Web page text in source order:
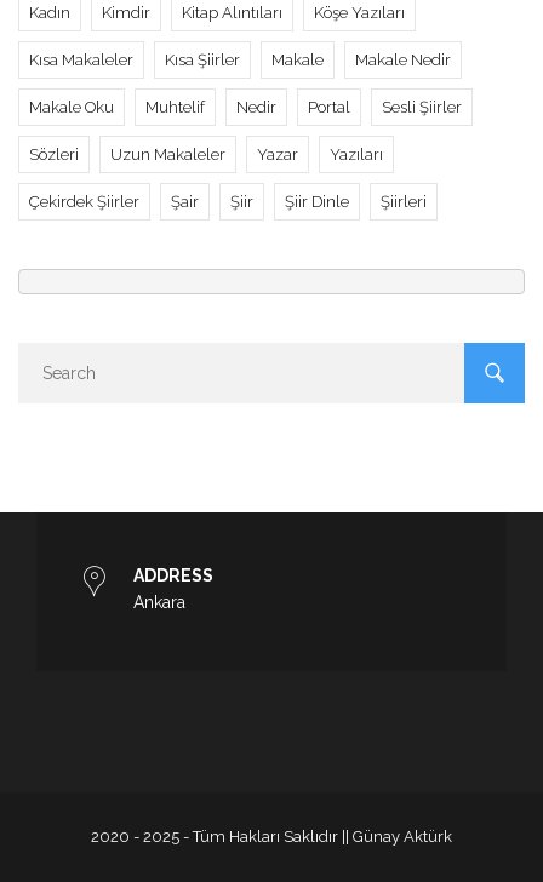
Kadın Kimdir Kitap Alıntıları Köşe Yazıları
Kısa Makaleler Kısa Şiirler Makale Makale Nedir
Makale Oku Muhtelif Nedir Portal Sesli Şiirler
Sözleri Uzun Makaleler Yazar Yazıları
Çekirdek Şiirler Şair Şiir Şiir Dinle Şiirleri
ADDRESS
Ankara
2020 - 2025 - Tüm Hakları Saklıdır || Günay Aktürk